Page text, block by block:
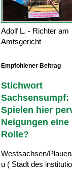
Adolf L. - Richter am
Amtsgericht
Empfohlener Beitrag
Stichwort
Sachsensumpf:
Spielen hier
Neigungen eine
Rolle?
Westsachsen/
u ( Stadt des